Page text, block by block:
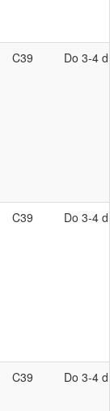
C39 Do 3-4
C39 Do 3-4
C39 Do 3-4